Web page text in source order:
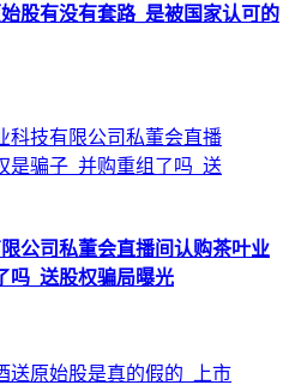
股有没有套路_是被国家认可的
公司私董会直播间认购茶叶业
吗_送股权骗局曝光